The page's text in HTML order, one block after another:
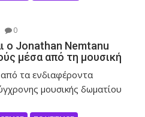
0
ο Jonathan Nemtanu
μέσα από τη μουσική
τα ενδιαφέροντα
μουσικής δωματίου